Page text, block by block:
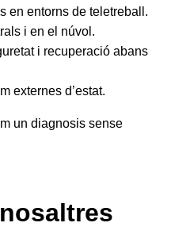
en entorns de teletreball.
i en el núvol.
i recuperació abans
externes d’estat.
un diagnosis sense